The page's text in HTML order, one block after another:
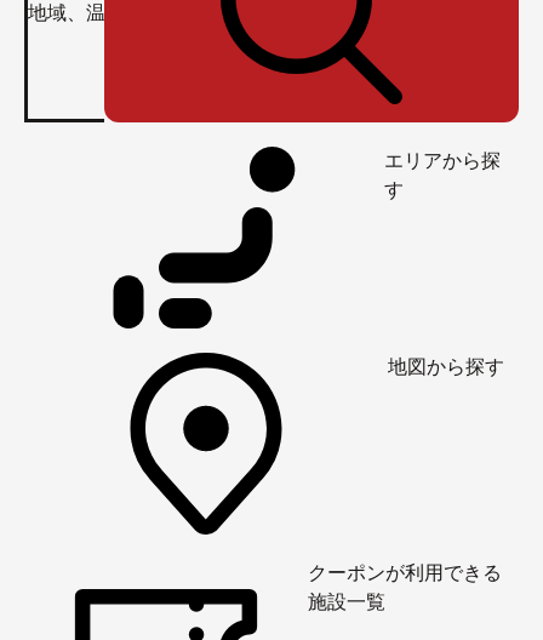
エリアから探
す
地図から探す
クーポンが利用できる
施設一覧